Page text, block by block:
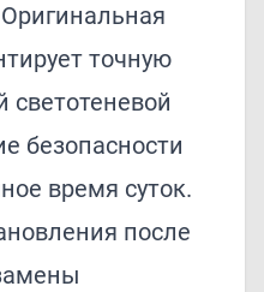
точную
светотеневой
безопасности
время суток.
после